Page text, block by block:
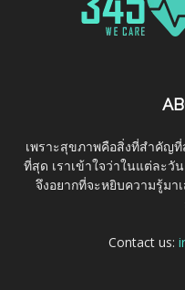
เพราะสุขภาพคือสิ่งที่สำคัญ
ที่สุด เราเข้าใจว่าในแต่ละวั
จึงอยากที่จะหยิบความรู้ม
Contact us: